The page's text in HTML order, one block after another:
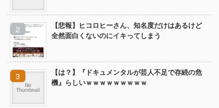
【悲報】ヒコロヒーさん、知名度だけはあるけど
全然面白くないのにイキってしまう
【は？】『ドキュメンタルが芸人不足で存続の危
機』らしいｗｗｗｗｗｗｗｗｗ